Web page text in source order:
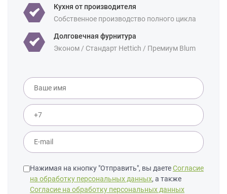
Кухня от производителя
Собственное производство полного цикла
Долговечная фурнитура
Эконом / Стандарт Hettich / Премиум Blum
Нажимая на кнопку "Отправить", вы даетеСогласие
на обработку персональных данных, а также
Согласие на обработку персональных данных